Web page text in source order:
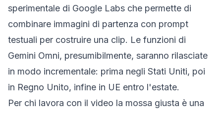
sperimentale di Google Labs che permette di
combinare immagini di partenza con prompt
testuali per costruire una clip. Le funzioni di
Gemini Omni, presumibilmente, saranno rilasciate
in modo incrementale: prima negli Stati Uniti, poi
in Regno Unito, infine in UE entro l'estate.
Per chi lavora con il video la mossa giusta è una